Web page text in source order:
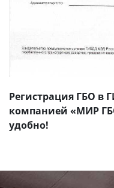
Регистрация ГБО в
компанией «МИР
удобно!